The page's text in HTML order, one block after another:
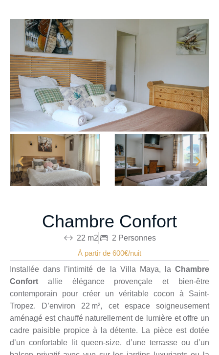
Chambre Confort
22 m2
2 Personnes
À partir de 600€/nuit
Installée dans l’intimité de la Villa Maya, la Chambre
Confort allie élégance provençale et bien-être
contemporain pour créer un véritable cocon à Saint-
Tropez. D’environ 22 m², cet espace soigneusement
aménagé est chauffé naturellement de lumière et offre un
cadre paisible propice à la détente. La pièce est dotée
d’un confortable lit queen-size, d’une terrasse ou d’un